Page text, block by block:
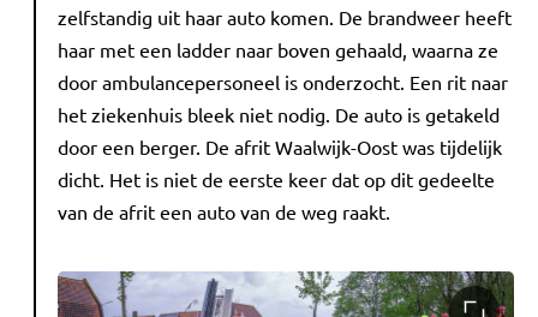
zelfstandig uit haar auto komen. De brandweer heeft
haar met een ladder naar boven gehaald, waarna ze
door ambulancepersoneel is onderzocht. Een rit naar
het ziekenhuis bleek niet nodig. De auto is getakeld
door een berger. De afrit Waalwijk-Oost was tijdelijk
dicht. Het is niet de eerste keer dat op dit gedeelte
van de afrit een auto van de weg raakt.